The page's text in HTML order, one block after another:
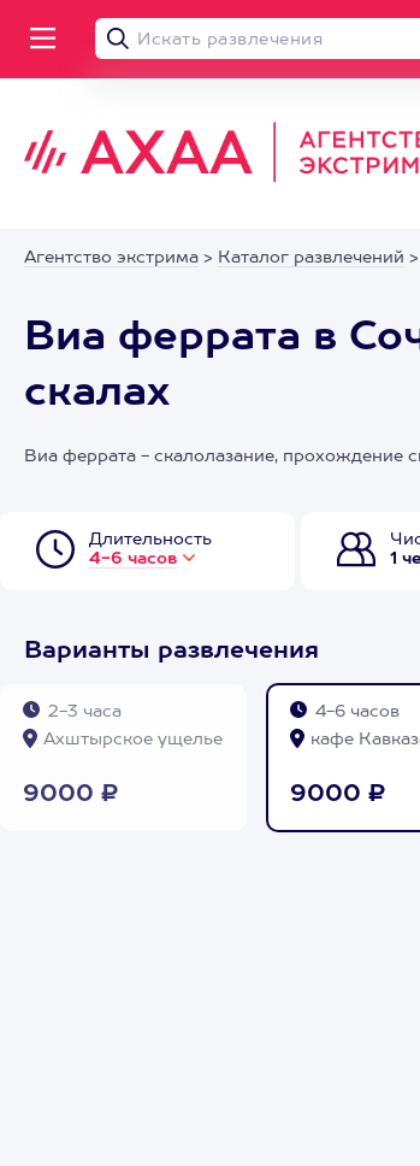
Агентство экстрима > Каталог развлечений >
Виа феррата в
скалах
Виа феррата - скалолазание, прохождение
Длительность
4-6 часов
1
Варианты развлечения
2-3 часа
Ахштырское ущелье
9000 ₽
4-6 часов
кафе
9000 ₽